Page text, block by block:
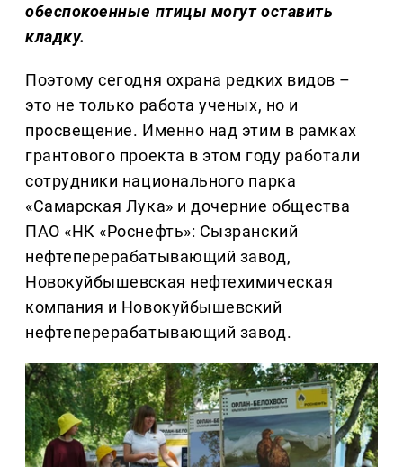
обеспокоенные птицы могут оставить
кладку.
Поэтому сегодня охрана редких видов –
это не только работа ученых, но и
просвещение. Именно над этим в рамках
грантового проекта в этом году работали
сотрудники национального парка
«Самарская Лука» и дочерние общества
ПАО «НК «Роснефть»: Сызранский
нефтеперерабатывающий завод,
Новокуйбышевская нефтехимическая
компания и Новокуйбышевский
нефтеперерабатывающий завод.